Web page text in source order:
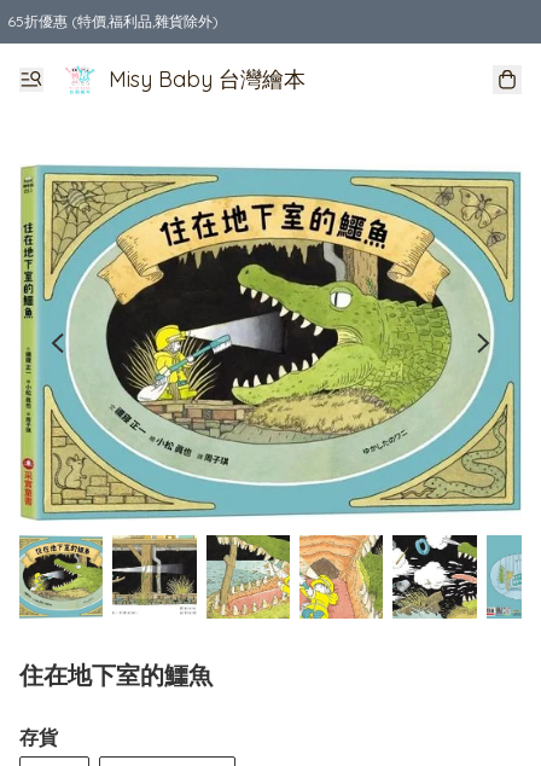
65折優惠 (特價,福利品,雜貨除外)
全店購物滿$550，免運費
Misy Baby 台灣繪本
住在地下室的鱷魚
存貨